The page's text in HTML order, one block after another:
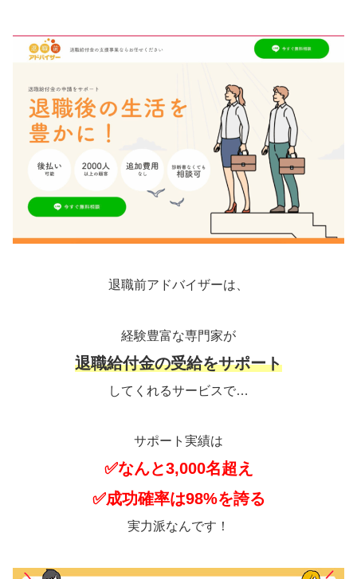
退職前アドバイザーは、
経験豊富な専門家が
退職給付金の受給をサポート
してくれるサービスで…
サポート実績は
✅なんと3,000名超え
✅成功確率は98%を誇る
実力派なんです！